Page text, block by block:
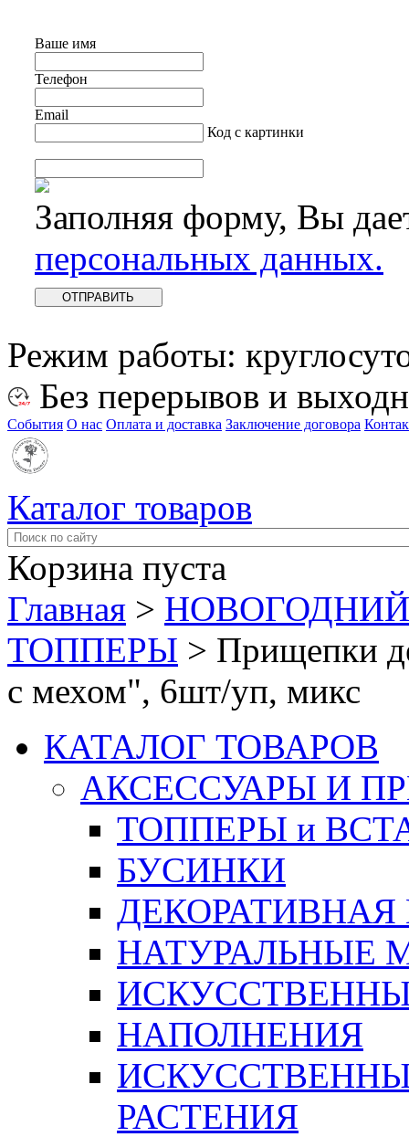
Ваше имя
Телефон
Email
Код с картинки
Заполняя форму, Вы
персональных данных.
Режим работы:
Без перерывов и
События О нас Оплата и доставка Заключение договора
Каталог товаров
Корзина пуста
Главная >
ТОППЕРЫ > Прищепки
с мехом", 6шт/уп, микс
КАТАЛОГ ТОВАРОВ
АКСЕССУАРЫ И
ТОППЕРЫ и
БУСИНКИ
ДЕКОРАТИВНАЯ
НАТУРАЛЬНЫЕ
НАПОЛНЕНИЯ
РАСТЕНИЯ